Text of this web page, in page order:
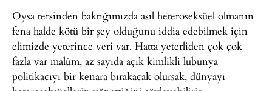
Oysa tersinden baktığımızda asıl heteroseksüel olmanın
fena halde kötü bir şey olduğunu iddia edebilmek için
elimizde yeterince veri var. Hatta yeterliden çok çok
fazla var malûm, az sayıda açık kimlikli lubunya
politikacıyı bir kenara bırakacak olursak, dünyayı